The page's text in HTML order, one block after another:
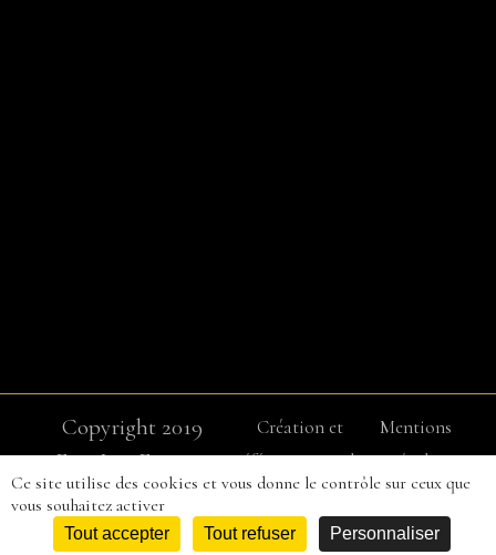
Copyright 2019
Easy Loc Event –
Tous droits
réservés
Création et
référencement du
site internet : IMS
ON LINE
Mentions
Légales
Ce site utilise des cookies et vous donne le contrôle sur ceux que
vous souhaitez activer
Tout accepter Tout refuser Personnaliser